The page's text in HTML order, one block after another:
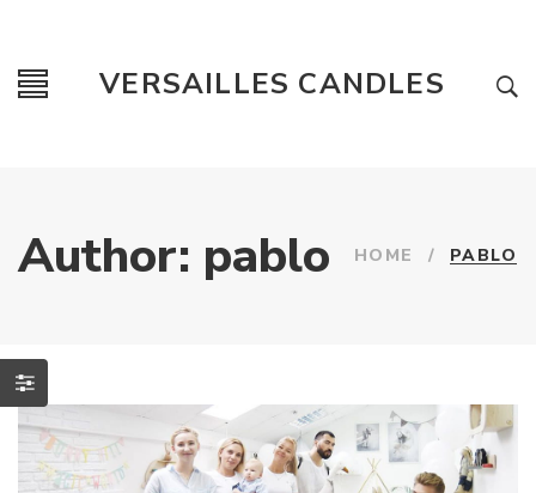
VERSAILLES CANDLES
Author: pablo HOME / PABLO